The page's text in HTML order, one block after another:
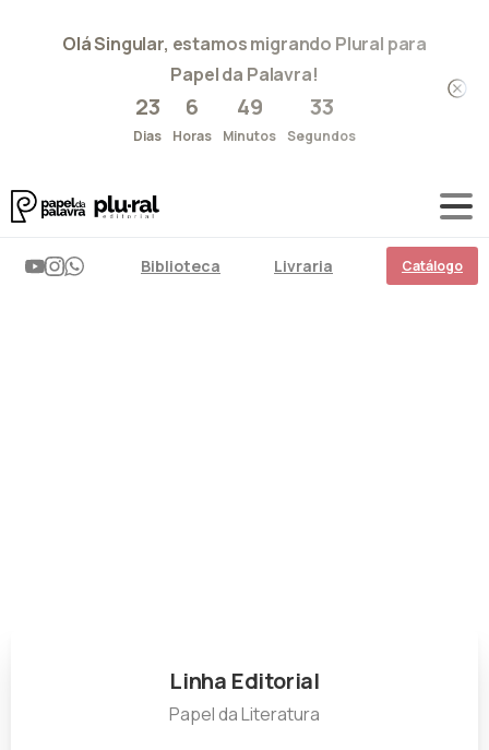
Olá Singular, estamos migrando Plural para
Papel da Palavra!
23
Dias
6
Horas
49
Minutos
32
Segundos
Biblioteca Livraria Catálogo
Linha Editorial
Papel da Literatura